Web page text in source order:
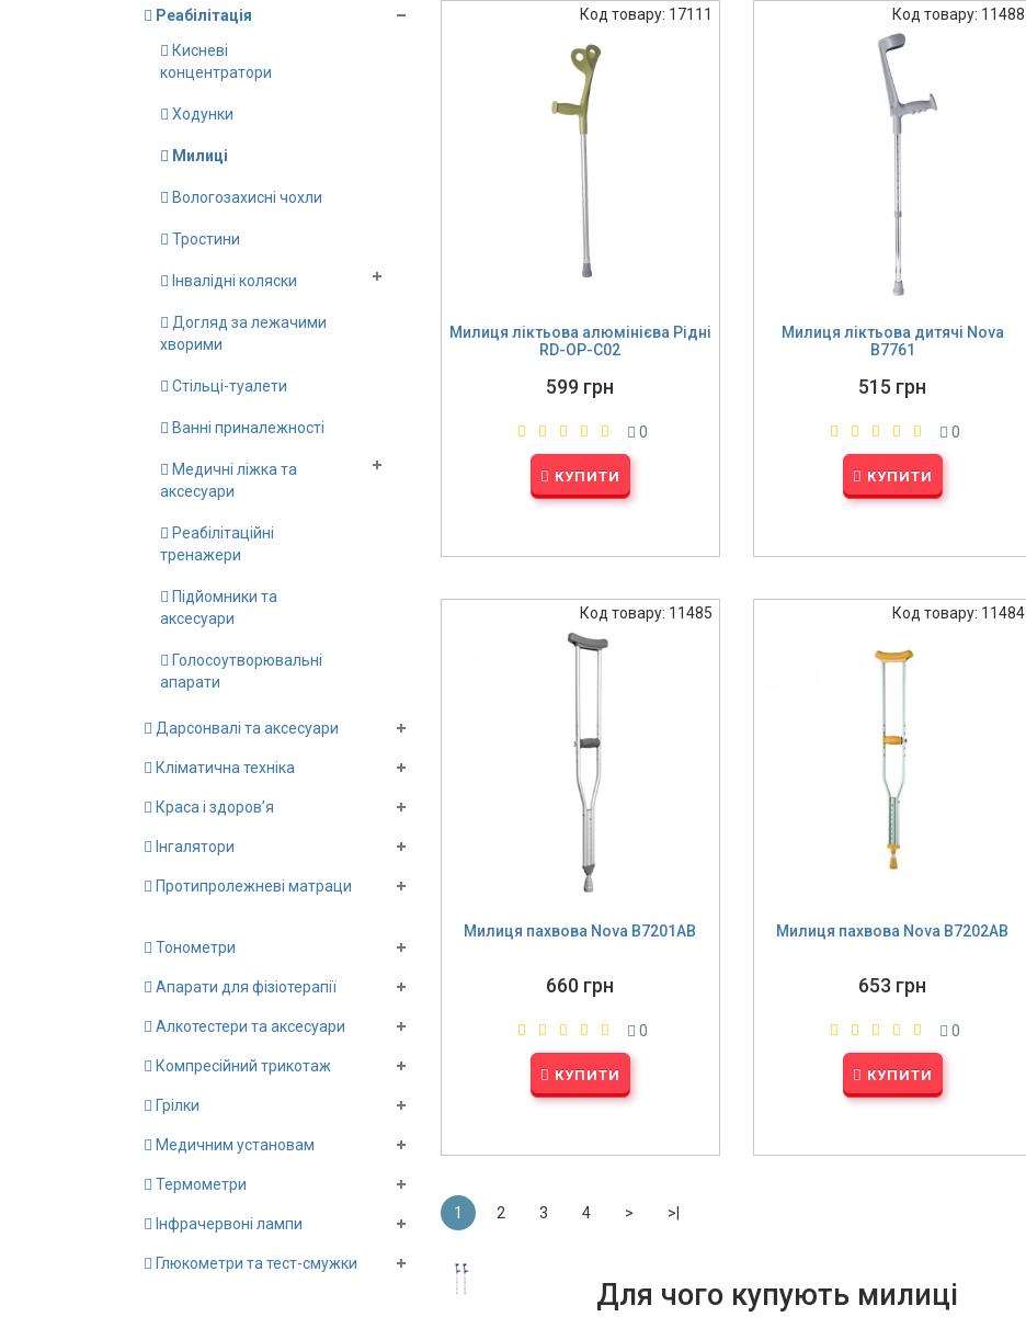
Реабілітація
Кисневі
концентратори
Ходунки
Милиці
Вологозахисні чохли
Тростини
Інвалідні коляски
Догляд за лежачими
хворими
Стільці-туалети
Ванні приналежності
Медичні ліжка та
аксесуари
Реабілітаційні
тренажери
Підйомники та
аксесуари
Голосоутворювальні
апарати
Дарсонвалі та аксесуари
Кліматична техніка
Краса і здоров’я
Інгалятори
Протипролежневі матраци
Тонометри
Апарати для фізіотерапії
Алкотестери та аксесуари
Компресійний трикотаж
Грілки
Медичним установам
Термометри
Інфрачервоні лампи
Глюкометри та тест-смужки
Код товару: 17111
Милиця ліктьова алюмінієва Рідні
RD-OP-C02
599 грн
0
КУПИТИ
Код товару: 11488
Милиця ліктьова дитячі Nova
B7761
515 грн
0
КУПИТИ
Код товару: 11485
Милиця пахвова Nova B7201AB
660 грн
0
КУПИТИ
Код товару: 11484
Милиця пахвова Nova B7202AB
653 грн
0
КУПИТИ
1 2 3 4 > >|
Для чого купують милиці